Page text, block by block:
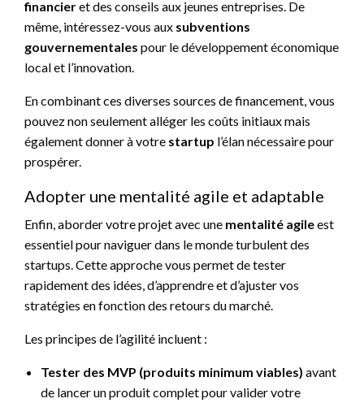
financieret des conseils aux jeunes entreprises. De
même, intéressez-vous aux subventions
gouvernementales pour le développement économique
local et l’innovation.
En combinant ces diverses sources de financement, vous
pouvez non seulement alléger les coûts initiaux mais
également donner à votre startup l’élan nécessaire pour
prospérer.
Adopter une mentalité agile et adaptable
Enfin, aborder votre projet avec une mentalité agileest
essentiel pour naviguer dans le monde turbulent des
startups. Cette approche vous permet de tester
rapidement des idées, d’apprendre et d’ajuster vos
stratégies en fonction des retours du marché.
Les principes de l’agilité incluent :
Tester des MVP (produits minimum viables) avant
de lancer un produit complet pour valider votre